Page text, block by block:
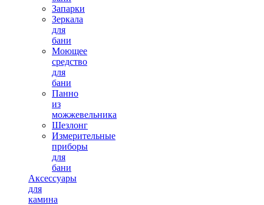
Запарки
Зеркала
для
бани
Моющее
средство
для
бани
Панно
из
можжевельника
Шезлонг
Измерительные
приборы
для
бани
Аксессуары
для
камина